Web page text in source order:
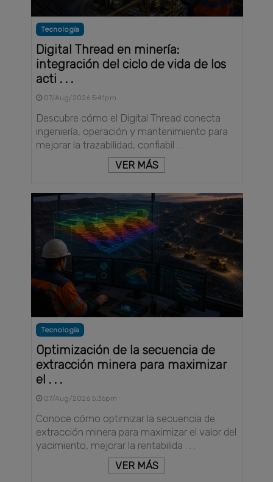
Tecnología
Digital Thread en minería:
integración del ciclo de vida de los
acti . . .
07/Aug/2026 5:41pm
Descubre cómo el Digital Thread conecta
ingeniería, operación y mantenimiento para
mejorar la trazabilidad, confiabil . . .
VER MÁS
Tecnología
Optimización de la secuencia de
extracción minera para maximizar
el . . .
07/Aug/2026 5:36pm
Conoce cómo optimizar la secuencia de
extracción minera para maximizar el valor del
yacimiento, mejorar la rentabilida . . .
VER MÁS